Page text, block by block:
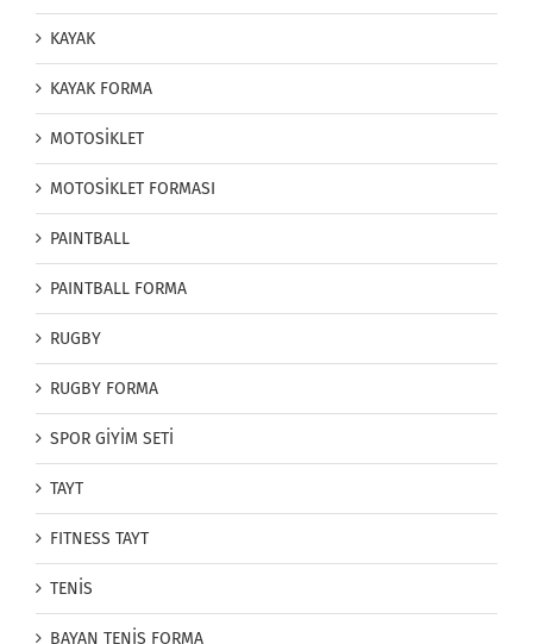
KAYAK
KAYAK FORMA
MOTOSİKLET
MOTOSİKLET FORMASI
PAINTBALL
PAINTBALL FORMA
RUGBY
RUGBY FORMA
SPOR GİYİM SETİ
TAYT
FITNESS TAYT
TENİS
BAYAN TENİS FORMA